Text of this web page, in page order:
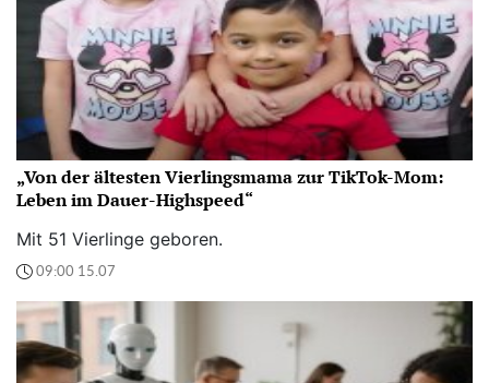
„Von der ältesten Vierlingsmama zur TikTok-Mom:
Leben im Dauer-Highspeed“
Mit 51 Vierlinge geboren.
09:00 15.07